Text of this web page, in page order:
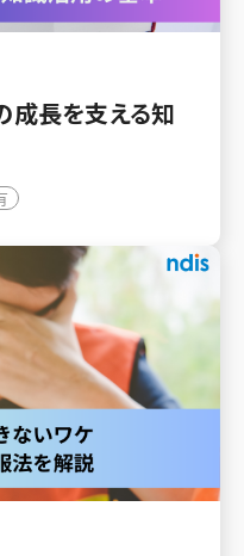
成長を支える知